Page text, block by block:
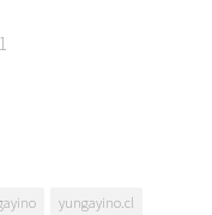
yungayino.cl